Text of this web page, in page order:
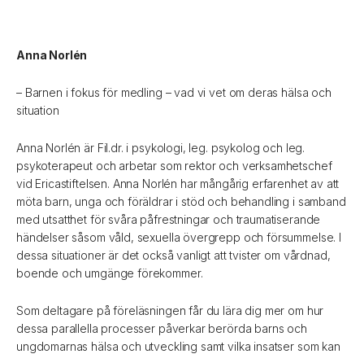
Anna Norlén
– Barnen i fokus för medling – vad vi vet om deras hälsa och
situation
Anna Norlén är Fil.dr. i psykologi, leg. psykolog och leg.
psykoterapeut och arbetar som rektor och verksamhetschef
vid Ericastiftelsen. Anna Norlén har mångårig erfarenhet av att
möta barn, unga och föräldrar i stöd och behandling i samband
med utsatthet för svåra påfrestningar och traumatiserande
händelser såsom våld, sexuella övergrepp och försummelse. I
dessa situationer är det också vanligt att tvister om vårdnad,
boende och umgänge förekommer.
Som deltagare på föreläsningen får du lära dig mer om hur
dessa parallella processer påverkar berörda barns och
ungdomarnas hälsa och utveckling samt vilka insatser som kan